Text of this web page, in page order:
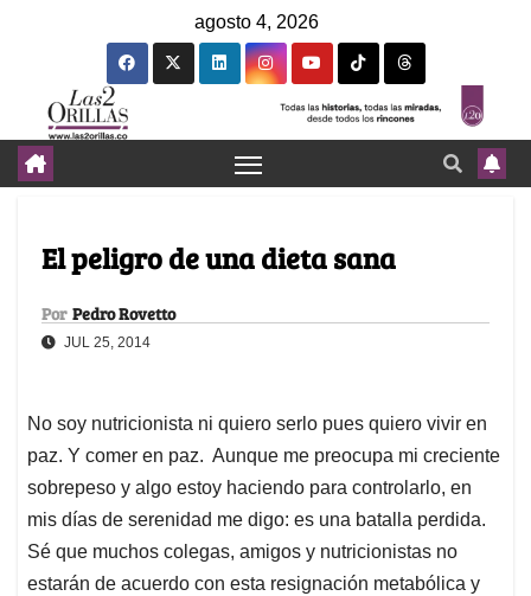
agosto 4, 2026
El peligro de una dieta sana
Por Pedro Rovetto
JUL 25, 2014
No soy nutricionista ni quiero serlo pues quiero vivir en
paz. Y comer en paz. Aunque me preocupa mi creciente
sobrepeso y algo estoy haciendo para controlarlo, en
mis días de serenidad me digo: es una batalla perdida.
Sé que muchos colegas, amigos y nutricionistas no
estarán de acuerdo con esta resignación metabólica y